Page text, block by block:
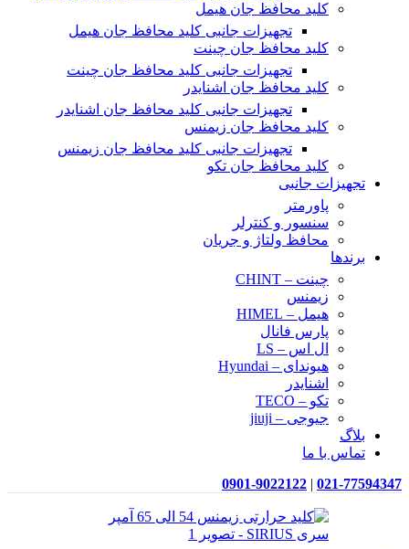
کلید محافظ جان هیمل
تجهیزات جانبی کلید محافظ جان هیمل
کلید محافظ جان چینت
تجهیزات جانبی کلید محافظ جان چینت
کلید محافظ جان اشنایدر
تجهیزات جانبی کلید محافظ جان اشنایدر
کلید محافظ جان زیمنس
تجهیزات جانبی کلید محافظ جان زیمنس
کلید محافظ جان تکو
تجهیزات جانبی
پاورمتر
سنسور و کنترلر
محافظ ولتاژ و‌ جریان
برندها
چینت – CHINT
زیمنس
هیمل – HIMEL
پارس فانال
ال اس – LS
هیوندای – Hyundai
اشنایدر
تکو – TECO
جیوجی – jiuji
بلاگ
تماس با ما
021-77594347
|
0901-9022122